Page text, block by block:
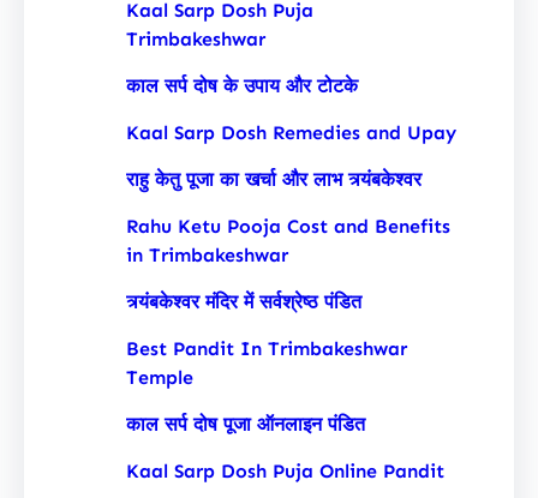
Kaal Sarp Dosh Puja
Trimbakeshwar
काल सर्प दोष के उपाय और टोटके
Kaal Sarp Dosh Remedies and Upay
राहु केतु पूजा का खर्चा और लाभ त्र्यंबकेश्वर
Rahu Ketu Pooja Cost and Benefits
in Trimbakeshwar
त्र्यंबकेश्वर मंदिर में सर्वश्रेष्ठ पंडित
Best Pandit In Trimbakeshwar
Temple
काल सर्प दोष पूजा ऑनलाइन पंडित
Kaal Sarp Dosh Puja Online Pandit